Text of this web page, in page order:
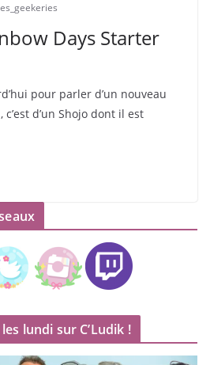
Days Starter
pour parler d’un nouveau
d’un Shojo dont il est
lundi sur C’Ludik !